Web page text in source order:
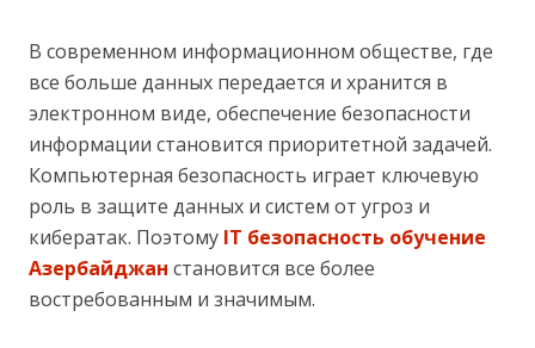
В современном информационном обществе, где
все больше данных передается и хранится в
электронном виде, обеспечение безопасности
информации становится приоритетной задачей.
Компьютерная безопасность играет ключевую
роль в защите данных и систем от угроз и
кибератак. Поэтому IT безопасность обучение
Азербайджан становится все более
востребованным и значимым.